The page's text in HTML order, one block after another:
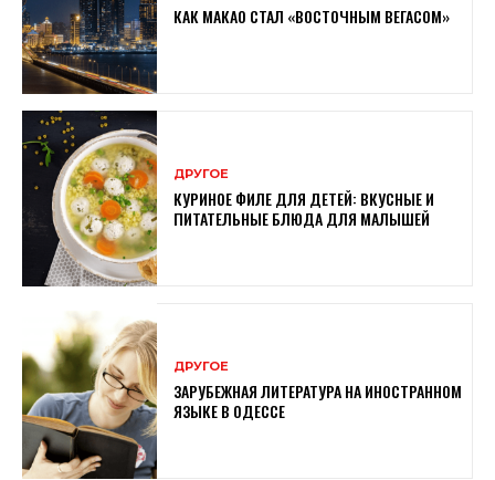
КАК МАКАО СТАЛ «ВОСТОЧНЫМ ВЕГАСОМ»
ДРУГОЕ
КУРИНОЕ ФИЛЕ ДЛЯ ДЕТЕЙ: ВКУСНЫЕ И
ПИТАТЕЛЬНЫЕ БЛЮДА ДЛЯ МАЛЫШЕЙ
ДРУГОЕ
ЗАРУБЕЖНАЯ ЛИТЕРАТУРА НА ИНОСТРАННОМ
ЯЗЫКЕ В ОДЕССЕ